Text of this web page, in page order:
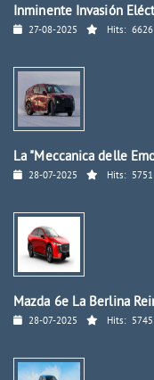
Inminente Invasión
27-08-2025 Hits: 6626
La "Meccanica delle
28-07-2025 Hits: 5751
Mazda 6e La Berlina
28-07-2025 Hits: 5745